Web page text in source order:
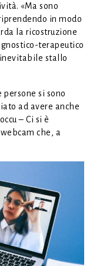
«Ma sono
in modo
la ricostruzione
terapeutico
inevitabile stallo
si sono
ad avere anche
– Ci si è
che, a